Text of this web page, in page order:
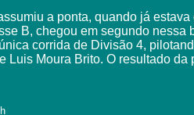
a ponta, quando já
B, chegou em segundo nessa
corrida de Divisão 4,
Moura Brito. O resultado da